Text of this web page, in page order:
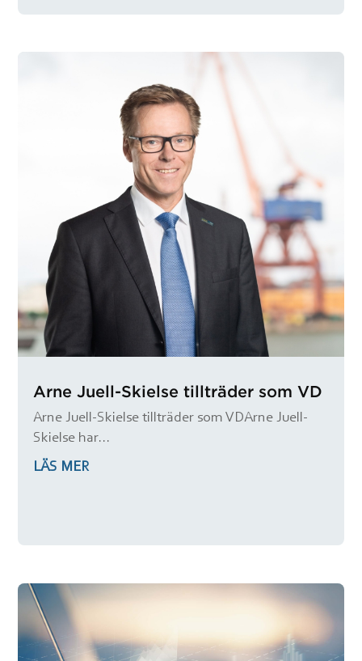
Arne Juell-Skielse tillträder som VD
Arne Juell-Skielse tillträder som VDArne Juell-
Skielse har...
LÄS MER